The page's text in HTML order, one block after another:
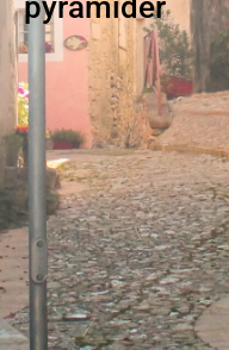
pyramider